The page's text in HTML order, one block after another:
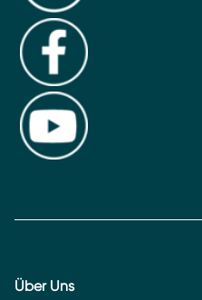
Über Uns